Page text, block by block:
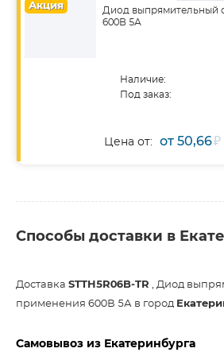
Акция
Диод выпрямительный
600В 5А
Наличие:
Под заказ:
Цена от: от 50,66₽
Способы доставки в
Доставка STTH5R06B-TR , Диод
применения 600В 5А в город
Самовывоз из Екатеринбурга